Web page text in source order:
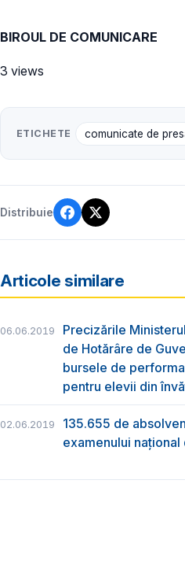
BIROUL DE COMUNICARE
3 views
ETICHETE comunicate de
Distribuie
Articole similare
06.06.2019
Precizările
de Hotărâre de
bursele de
pentru elevii din
02.06.2019
135.655 de
examenului